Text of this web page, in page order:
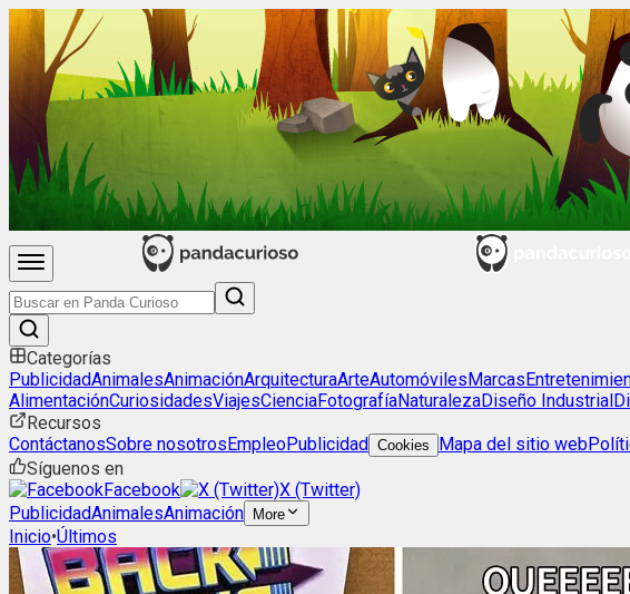
Categorías
PublicidadAnimalesAnimaciónArquitecturaArteAutomóvilesMarcas
AlimentaciónCuriosidadesViajesCienciaFotografíaNaturalezaDiseño Industrial
Recursos
ContáctanosSobre nosotrosEmpleoPublicidad Cookies Mapa del sitio web
Síguenos en
Facebook
X (Twitter)
PublicidadAnimalesAnimación More
Inicio•Últimos